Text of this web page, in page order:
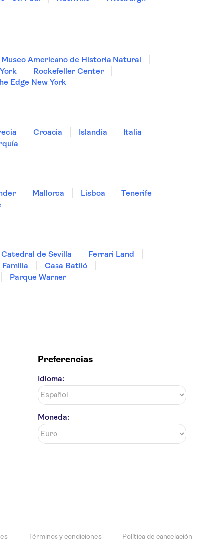
Museo Americano de Historia Natural
Rockefeller Center
Edge New York
Croacia Islandia
Italia
Mallorca Lisboa
Tenerife
Catedral de Sevilla
Ferrari Land
Casa Batlló
Parque Warner
Preferencias
Idioma:
Moneda:
Términos y condiciones Política de cancelación